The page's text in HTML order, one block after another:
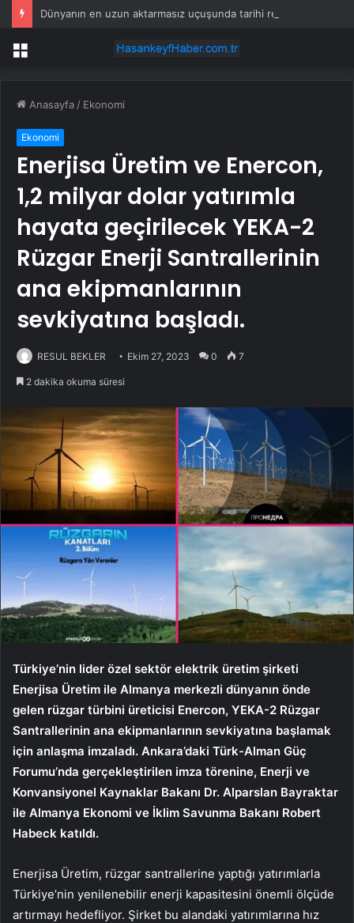
Menü
Anasayfa / Ekonomi
Ekonomi
Enerjisa Üretim ve Enercon,
1,2 milyar dolar yatırımla
hayata geçirilecek YEKA-2
Rüzgar Enerji Santrallerinin
ana ekipmanlarının
sevkiyatına başladı.
RESUL BEKLER Ekim 27, 2023 0 7
2 dakika okuma süresi
Türkiye’nin lider özel sektör elektrik üretim şirketi
Enerjisa Üretim ile Almanya merkezli dünyanın önde
gelen rüzgar türbini üreticisi Enercon, YEKA-2 Rüzgar
Santrallerinin ana ekipmanlarının sevkiyatına başlamak
için anlaşma imzaladı. Ankara’daki Türk-Alman Güç
Forumu’nda gerçekleştirilen imza törenine, Enerji ve
Konvansiyonel Kaynaklar Bakanı Dr. Alparslan Bayraktar
ile Almanya Ekonomi ve İklim Savunma Bakanı Robert
Habeck katıldı.
Enerjisa Üretim, rüzgar santrallerine yaptığı yatırımlarla
Türkiye’nin yenilenebilir enerji kapasitesini önemli ölçüde
artırmayı hedefliyor. Şirket bu alandaki yatırımlarına hız